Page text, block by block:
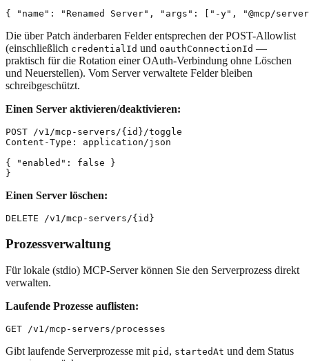
Die über Patch änderbaren Felder entsprechen der POST-Allowlist
(einschließlich credentialId und oauthConnectionId —
praktisch für die Rotation einer OAuth-Verbindung ohne Löschen
und Neuerstellen). Vom Server verwaltete Felder bleiben
schreibgeschützt.
Einen Server aktivieren/deaktivieren:
POST /v1/mcp-servers/{id}/toggle
Content-Type: application/json
{ "enabled": false }
Einen Server löschen:
Prozessverwaltung
Für lokale (stdio) MCP-Server können Sie den Serverprozess direkt
verwalten.
Laufende Prozesse auflisten:
Gibt laufende Serverprozesse mit pid , startedAt und dem Status